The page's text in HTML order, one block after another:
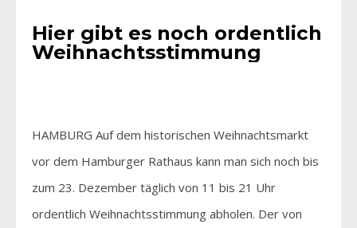
Hier gibt es noch ordentlich
Weihnachtsstimmung
HAMBURG Auf dem historischen Weihnachtsmarkt
vor dem Hamburger Rathaus kann man sich noch bis
zum 23. Dezember täglich von 11 bis 21 Uhr
ordentlich Weihnachtsstimmung abholen. Der von